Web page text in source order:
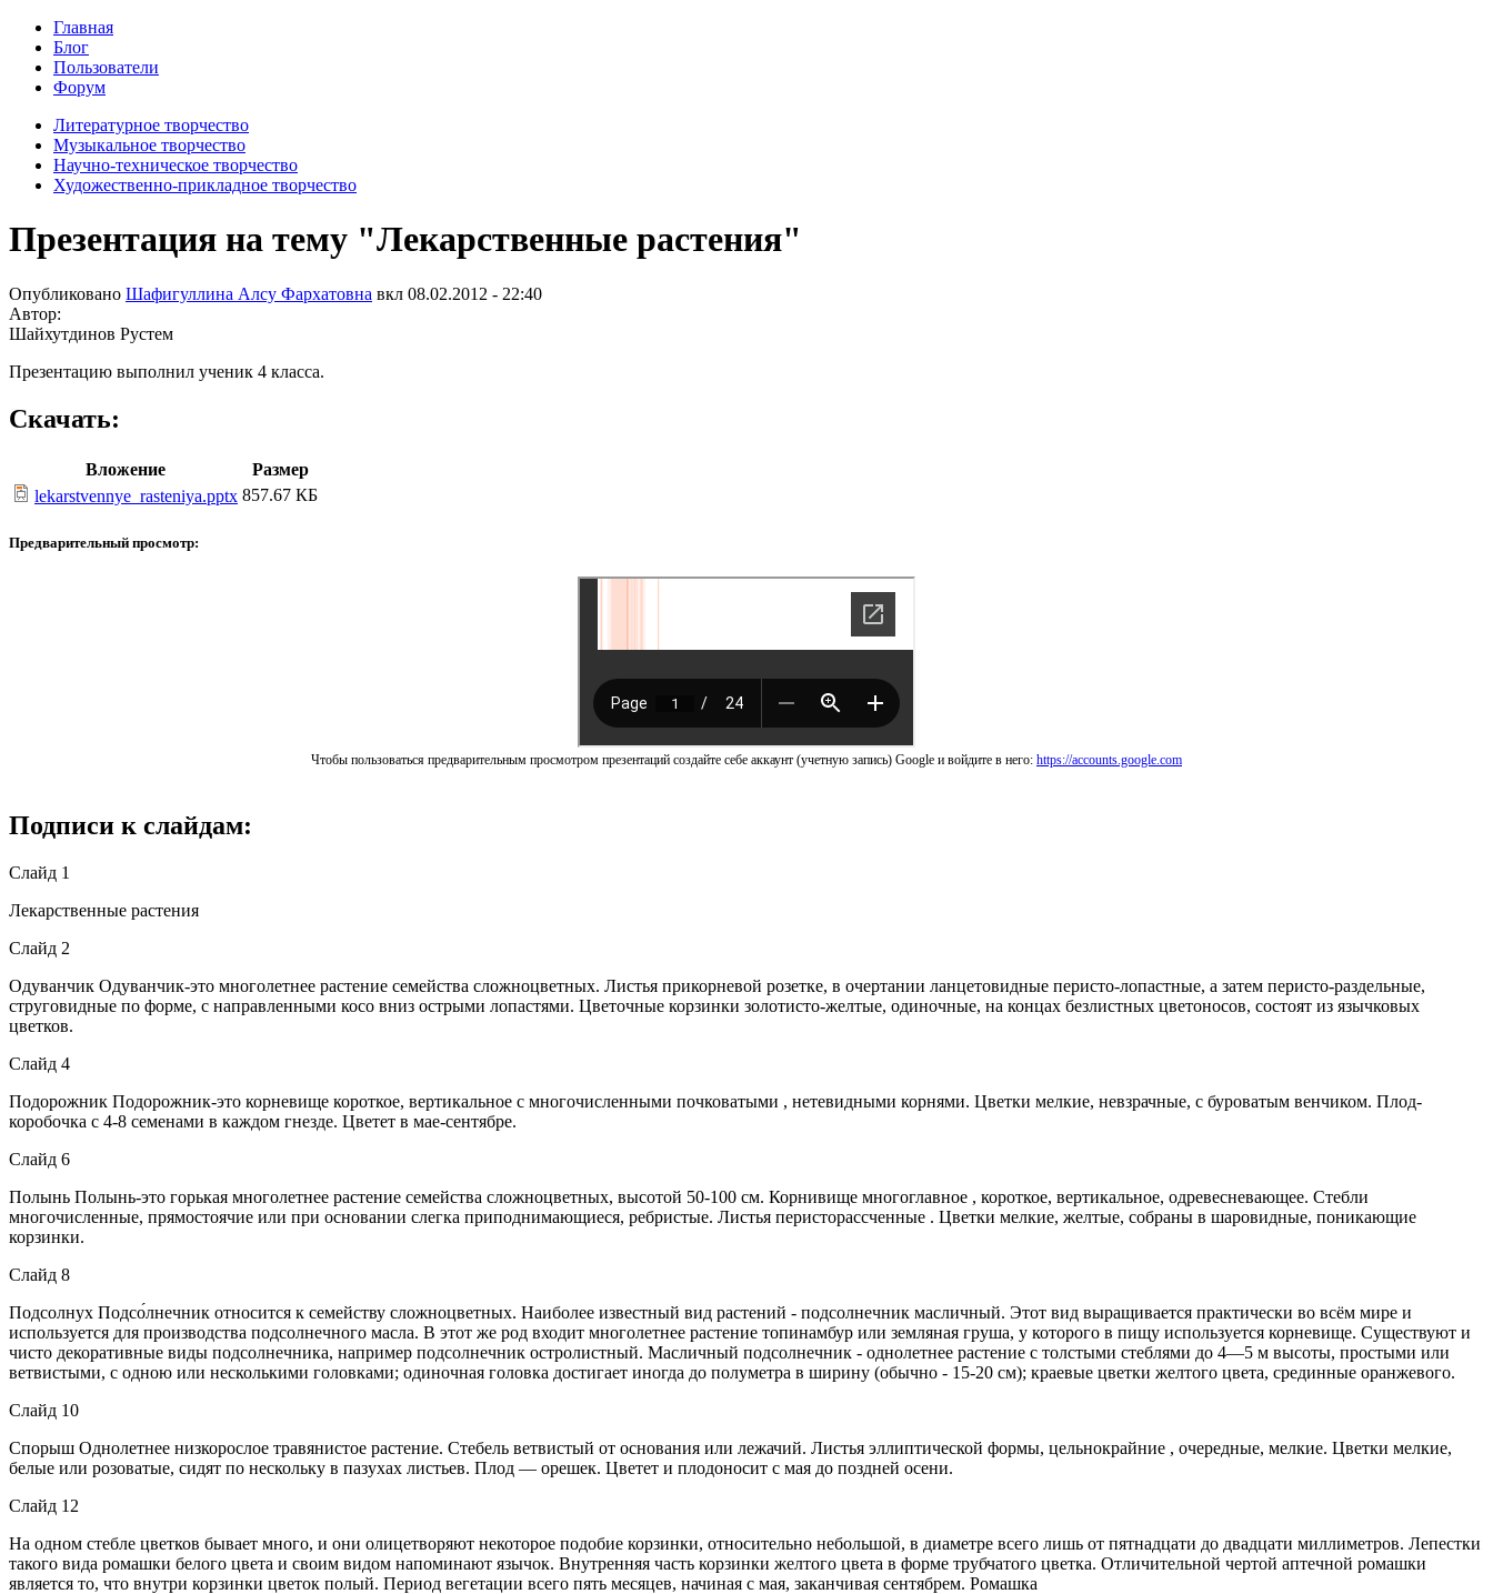
Главная
Блог
Пользователи
Форум
Литературное творчество
Музыкальное творчество
Научно-техническое творчество
Художественно-прикладное творчество
Презентация на тему "Лекарственные растения"
Опубликовано Шафигуллина Алсу Фархатовна вкл 08.02.2012 - 22:40
Автор:
Шайхутдинов Рустем
Презентацию выполнил ученик 4 класса.
Скачать:
Вложение
Размер
lekarstvennye_rasteniya.pptx 857.67 КБ
Предварительный просмотр:
Чтобы пользоваться предварительным просмотром презентаций создайте себе аккаунт (учетную запись) Google и войдите в него: https://accounts.google.com
Подписи к слайдам:
Слайд 1
Лекарственные растения
Слайд 2
Одуванчик Одуванчик-это многолетнее растение семейства сложноцветных. Листья прикорневой розетке, в очертании ланцетовидные перисто-лопастные, а затем перисто-раздельные,
струговидные по форме, с направленными косо вниз острыми лопастями. Цветочные корзинки золотисто-желтые, одиночные, на концах безлистных цветоносов, состоят из язычковых
цветков.
Слайд 4
Подорожник Подорожник-это корневище короткое, вертикальное с многочисленными почковатыми , нетевидными корнями. Цветки мелкие, невзрачные, с буроватым венчиком. Плод-
коробочка с 4-8 семенами в каждом гнезде. Цветет в мае-сентябре.
Слайд 6
Полынь Полынь-это горькая многолетнее растение семейства сложноцветных, высотой 50-100 см. Корнивище многоглавное , короткое, вертикальное, одревесневающее. Стебли
многочисленные, прямостоячие или при основании слегка приподнимающиеся, ребристые. Листья перисторассченные . Цветки мелкие, желтые, собраны в шаровидные, поникающие
корзинки.
Слайд 8
Подсолнух Подсо́лнечник относится к семейству сложноцветных. Наиболее известный вид растений - подсолнечник масличный. Этот вид выращивается практически во всём мире и
используется для производства подсолнечного масла. В этот же род входит многолетнее растение топинамбур или земляная груша, у которого в пищу используется корневище. Существуют и
чисто декоративные виды подсолнечника, например подсолнечник остролистный. Масличный подсолнечник - однолетнее растение с толстыми стеблями до 4—5 м высоты, простыми или
ветвистыми, с одною или несколькими головками; одиночная головка достигает иногда до полуметра в ширину (обычно - 15-20 см); краевые цветки желтого цвета, срединные оранжевого.
Слайд 10
Спорыш Однолетнее низкорослое травянистое растение. Стебель ветвистый от основания или лежачий. Листья эллиптической формы, цельнокрайние , очередные, мелкие. Цветки мелкие,
белые или розоватые, сидят по нескольку в пазухах листьев. Плод — орешек. Цветет и плодоносит с мая до поздней осени.
Слайд 12
На одном стебле цветков бывает много, и они олицетворяют некоторое подобие корзинки, относительно небольшой, в диаметре всего лишь от пятнадцати до двадцати миллиметров. Лепестки
такого вида ромашки белого цвета и своим видом напоминают язычок. Внутренняя часть корзинки желтого цвета в форме трубчатого цветка. Отличительной чертой аптечной ромашки
является то, что внутри корзинки цветок полый. Период вегетации всего пять месяцев, начиная с мая, заканчивая сентябрем. Ромашка